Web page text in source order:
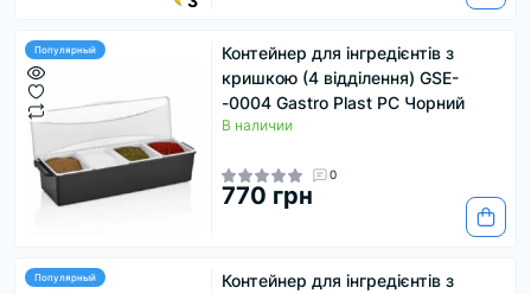
Популярный
Контейнер для інгредієнтів з
кришкою (4 відділення) GSE-
-0004 Gastro Plast PC Чорний
В наличии
0
770 грн
Популярный
Контейнер для інгредієнтів з